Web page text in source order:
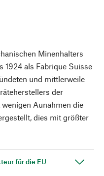
Minenhalters
1924 als Fabrique Suisse
und mittlerweile
der
Aunahmen die
dies mit größter
für die EU